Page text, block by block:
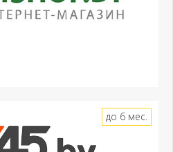
до 6 мес.